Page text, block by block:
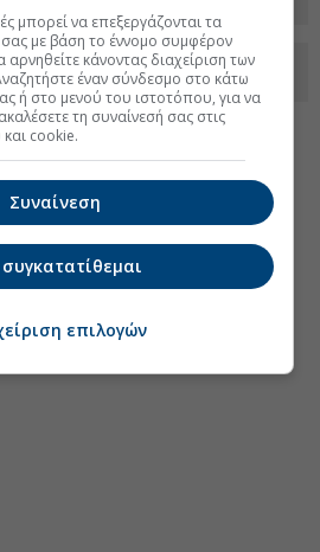
στο Discover
μπορεί να επεξεργάζονται τα
με βάση το έννομο συμφέρον
κάνοντας διαχείριση των
έναν σύνδεσμο στο κάτω
ή στο μενού του ιστοτόπου, για να
τη συναίνεσή σας στις
cookie.
Συναίνεση
επιλογών